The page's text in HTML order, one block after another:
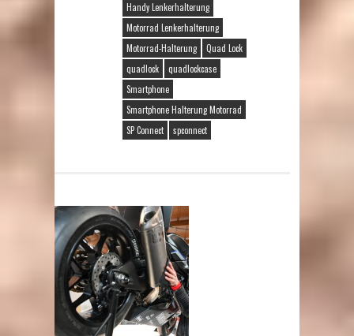
Handy Lenkerhalterung
Motorrad Lenkerhalterung
Motorrad-Halterung
Quad Lock
quadlock
quadlockcase
Smartphone
Smartphone Halterung Motorrad
SP Connect
spconnect